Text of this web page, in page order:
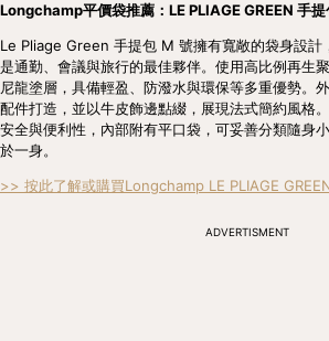
Longchamp平價袋推薦：LE PLIAGE GREEN 手
Le Pliage Green 手提包 M 號擁有寬敞的袋身設計
是通勤、會議與旅行的最佳夥伴。使用高比例再生
尼龍塗層，具備輕盈、防潑水與環保等多重優勢。
配件打造，並以牛皮飾邊點綴，展現法式簡約風格
安全與便利性，內部附有平口袋，可妥善分類隨身
於一身。
>> 按此了解或購買Longchamp LE PLIAGE
ADVERTISMENT